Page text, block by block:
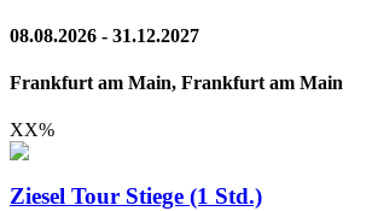
08.08.2026 - 31.12.2027
Frankfurt am Main, Frankfurt am Main
XX%
Ziesel Tour Stiege (1 Std.)